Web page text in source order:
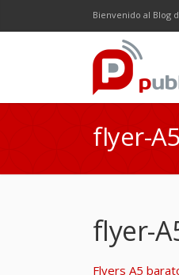
Bienvenido al Blog
flyer-
flyer-
Flyers A5